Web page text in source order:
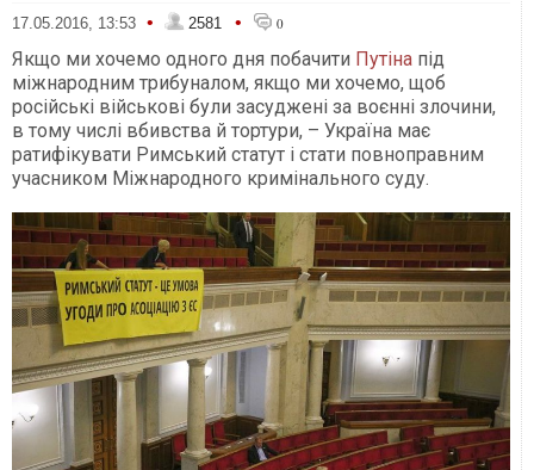
17.05.2016, 13:53 • 2581 • 0
Якщо ми хочемо одного дня побачити Путіна під
міжнародним трибуналом, якщо ми хочемо, щоб
російські військові були засуджені за воєнні злочини,
в тому числі вбивства й тортури, – Україна має
ратифікувати Римський статут і стати повноправним
учасником Міжнародного кримінального суду.